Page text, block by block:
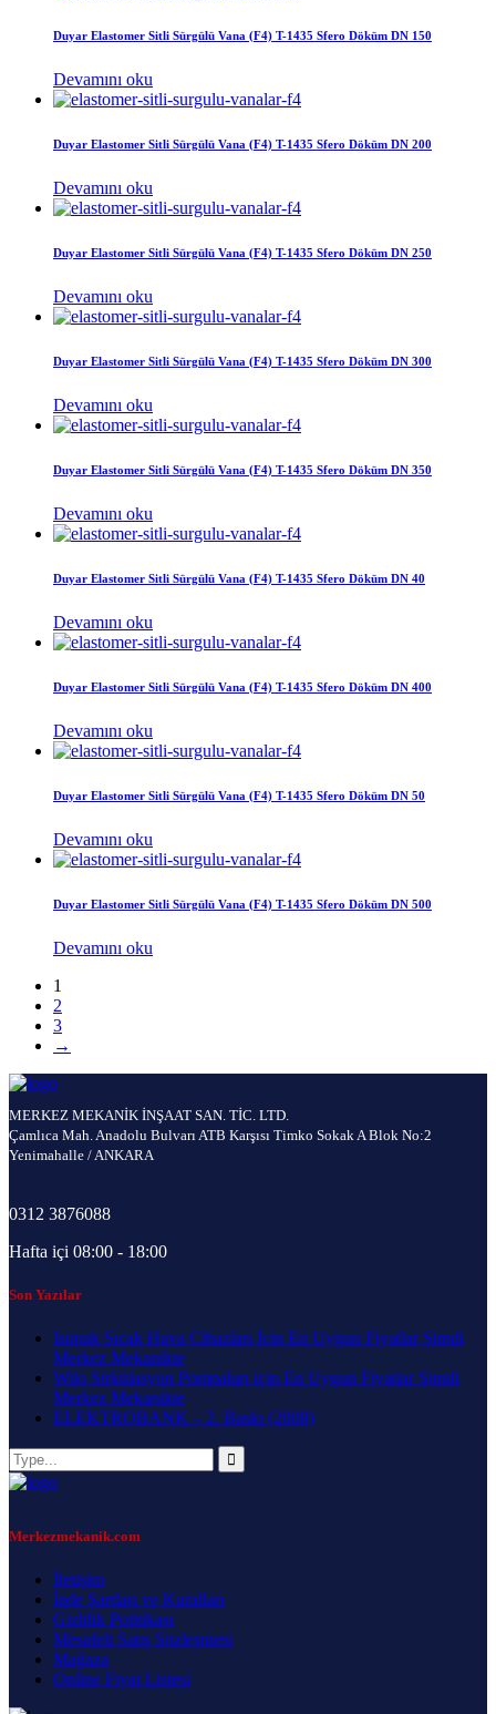
Duyar Elastomer Sitli Sürgülü Vana (F4) T-1435 Sfero Döküm DN 150
Devamını oku
Duyar Elastomer Sitli Sürgülü Vana (F4) T-1435 Sfero Döküm DN 200
Devamını oku
Duyar Elastomer Sitli Sürgülü Vana (F4) T-1435 Sfero Döküm DN 250
Devamını oku
Duyar Elastomer Sitli Sürgülü Vana (F4) T-1435 Sfero Döküm DN 300
Devamını oku
Duyar Elastomer Sitli Sürgülü Vana (F4) T-1435 Sfero Döküm DN 350
Devamını oku
Duyar Elastomer Sitli Sürgülü Vana (F4) T-1435 Sfero Döküm DN 40
Devamını oku
Duyar Elastomer Sitli Sürgülü Vana (F4) T-1435 Sfero Döküm DN 400
Devamını oku
Duyar Elastomer Sitli Sürgülü Vana (F4) T-1435 Sfero Döküm DN 50
Devamını oku
Duyar Elastomer Sitli Sürgülü Vana (F4) T-1435 Sfero Döküm DN 500
Devamını oku
1
2
3
→
MERKEZ MEKANİK İNŞAAT SAN. TİC. LTD.
Çamlıca Mah. Anadolu Bulvarı ATB Karşısı Timko Sokak A Blok No:2
Yenimahalle / ANKARA
0312 3876088
Hafta içi 08:00 - 18:00
Son Yazılar
Isımak Sıcak Hava Cihazları İçin En Uygun Fiyatlar Şimdi
Merkez Mekanikte
Wilo Sirkülasyon Pompaları için En Uygun Fiyatlar Şimdi
Merkez Mekanikte
ELEKTROBANK – 2. Baskı (2008)
Merkezmekanik.com
İletişim
İade Şartları ve Kuralları
Gizlilik Politikası
Mesafeli Satış Sözleşmesi
Mağaza
Online Fiyat Listesi